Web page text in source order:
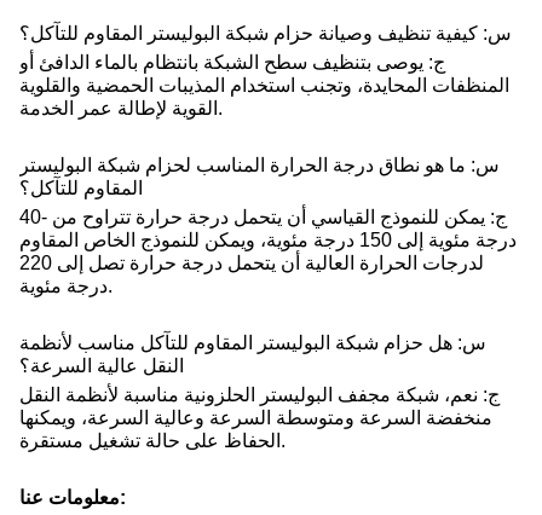
س: كيفية تنظيف وصيانة حزام شبكة البوليستر المقاوم للتآكل؟
ج: يوصى بتنظيف سطح الشبكة بانتظام بالماء الدافئ أو
المنظفات المحايدة، وتجنب استخدام المذيبات الحمضية والقلوية
القوية لإطالة عمر الخدمة.
س: ما هو نطاق درجة الحرارة المناسب لحزام شبكة البوليستر
المقاوم للتآكل؟
ج: يمكن للنموذج القياسي أن يتحمل درجة حرارة تتراوح من -40
درجة مئوية إلى 150 درجة مئوية، ويمكن للنموذج الخاص المقاوم
لدرجات الحرارة العالية أن يتحمل درجة حرارة تصل إلى 220
درجة مئوية.
س: هل حزام شبكة البوليستر المقاوم للتآكل مناسب لأنظمة
النقل عالية السرعة؟
ج: نعم، شبكة مجفف البوليستر الحلزونية مناسبة لأنظمة النقل
منخفضة السرعة ومتوسطة السرعة وعالية السرعة، ويمكنها
الحفاظ على حالة تشغيل مستقرة.
معلومات عنا: